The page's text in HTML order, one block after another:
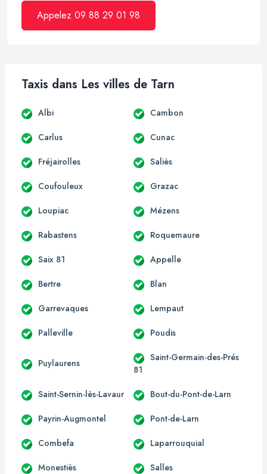
Appelez 09 88 29 01 98
Taxis dans Les villes de Tarn
Albi Cambon
Carlus Cunac
Fréjairolles Saliès
Coufouleux Grazac
Loupiac Mézens
Rabastens Roquemaure
Saix 81 Appelle
Bertre Blan
Garrevaques Lempaut
Palleville Poudis
Puylaurens
Saint-Germain-des-Prés
81
Saint-Sernin-lès-Lavaur Bout-du-Pont-de-Larn
Payrin-Augmontel Pont-de-Larn
Combefa Laparrouquial
Monestiès Salles